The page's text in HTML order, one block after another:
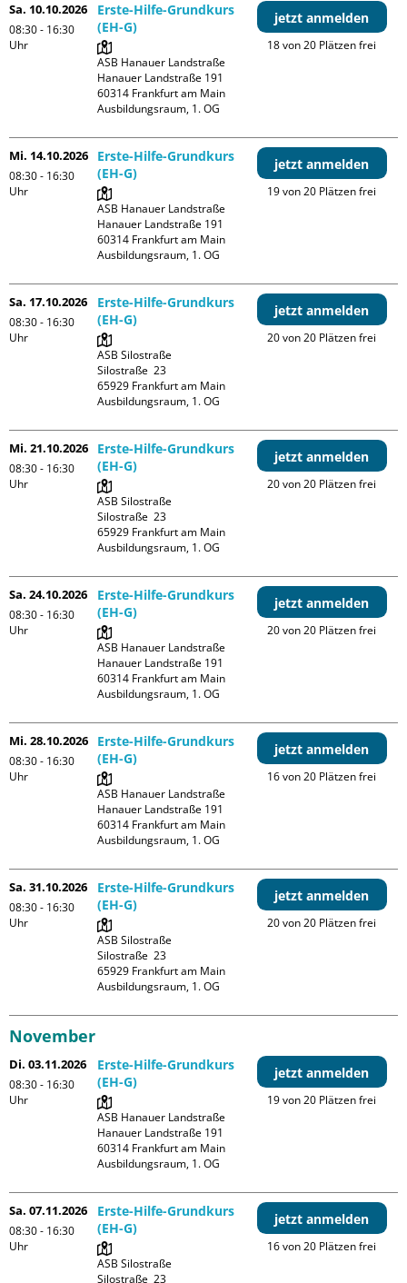
Sa. 10.10.2026
08:30 - 16:30
Uhr
Erste-Hilfe-Grundkurs
(EH-G)
ASB Hanauer Landstraße
Hanauer Landstraße 191
60314 Frankfurt am Main
Ausbildungsraum, 1. OG
jetzt anmelden
18 von 20 Plätzen frei
Mi. 14.10.2026
08:30 - 16:30
Uhr
Erste-Hilfe-Grundkurs
(EH-G)
ASB Hanauer Landstraße
Hanauer Landstraße 191
60314 Frankfurt am Main
Ausbildungsraum, 1. OG
jetzt anmelden
19 von 20 Plätzen frei
Sa. 17.10.2026
08:30 - 16:30
Uhr
Erste-Hilfe-Grundkurs
(EH-G)
ASB Silostraße
Silostraße  23
65929 Frankfurt am Main
Ausbildungsraum, 1. OG
jetzt anmelden
20 von 20 Plätzen frei
Mi. 21.10.2026
08:30 - 16:30
Uhr
Erste-Hilfe-Grundkurs
(EH-G)
ASB Silostraße
Silostraße  23
65929 Frankfurt am Main
Ausbildungsraum, 1. OG
jetzt anmelden
20 von 20 Plätzen frei
Sa. 24.10.2026
08:30 - 16:30
Uhr
Erste-Hilfe-Grundkurs
(EH-G)
ASB Hanauer Landstraße
Hanauer Landstraße 191
60314 Frankfurt am Main
Ausbildungsraum, 1. OG
jetzt anmelden
20 von 20 Plätzen frei
Mi. 28.10.2026
08:30 - 16:30
Uhr
Erste-Hilfe-Grundkurs
(EH-G)
ASB Hanauer Landstraße
Hanauer Landstraße 191
60314 Frankfurt am Main
Ausbildungsraum, 1. OG
jetzt anmelden
16 von 20 Plätzen frei
Sa. 31.10.2026
08:30 - 16:30
Uhr
Erste-Hilfe-Grundkurs
(EH-G)
ASB Silostraße
Silostraße  23
65929 Frankfurt am Main
Ausbildungsraum, 1. OG
jetzt anmelden
20 von 20 Plätzen frei
November
Di. 03.11.2026
08:30 - 16:30
Uhr
Erste-Hilfe-Grundkurs
(EH-G)
ASB Hanauer Landstraße
Hanauer Landstraße 191
60314 Frankfurt am Main
Ausbildungsraum, 1. OG
jetzt anmelden
19 von 20 Plätzen frei
Sa. 07.11.2026
08:30 - 16:30
Uhr
Erste-Hilfe-Grundkurs
(EH-G)
ASB Silostraße
Silostraße  23
jetzt anmelden
16 von 20 Plätzen frei